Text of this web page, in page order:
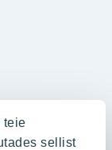
teie
sellist